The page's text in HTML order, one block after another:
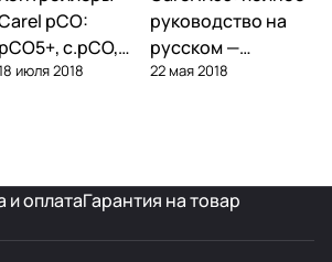
контроллеры
pCO:
pCO5+, c.pCO,
mini —
июля 2018
контроллеры
руководство на
русском —
параметры,
22 мая 2018
и оплатаГарантия на товар